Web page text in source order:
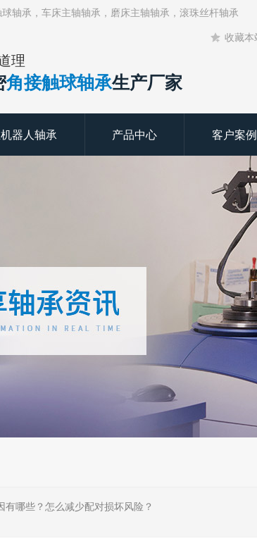
轴承，车床主轴轴承，磨床主轴轴承，滚珠丝杆轴承
收藏本
理
角接触球轴承生产厂家
器人轴承 产品中心 客户案例
有哪些？怎么减少配对损坏风险？